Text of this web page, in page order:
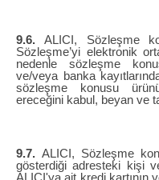
9.6. ALICI, Sözleşme
Sözleşme’yi elektronik
nedenle sözleşme
ve/veya banka
sözleşme konusu
ereceğini kabul, beyan ve
9.7. ALICI, Sözleşme
gösterdiği adresteki kişi
ALICI'ya ait kredi kartının